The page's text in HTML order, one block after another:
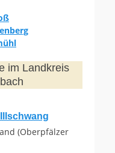
im Landkreis
(Oberpfälzer